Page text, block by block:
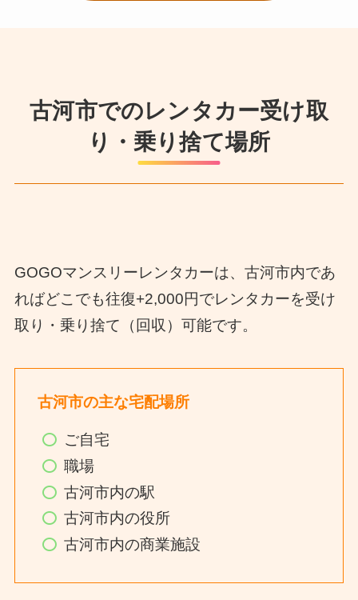
古河市でのレンタカー受け取
り・乗り捨て場所
GOGOマンスリーレンタカーは、古河市内であ
ればどこでも往復+2,000円でレンタカーを受け
取り・乗り捨て（回収）可能です。
古河市の主な宅配場所
ご自宅
職場
古河市内の駅
古河市内の役所
古河市内の商業施設